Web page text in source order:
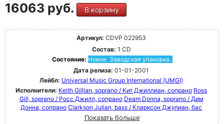
16063 руб. В корзину
Артикул: CDVP 022953
Состав: 1 CD
Состояние: Новое. Заводская упаковка.
Дата релиза: 01-01-2001
Лейбл: Universal Music Group International (UMGI)
Исполнители: Keith Gillian, soprano / Кит Джиллиан, сопрано Ross
Gill, soprano / Росс Джилл, сопрано Deam Donna, soprano / Дим
Донна, сопрано Clarkson Julian, bass / Кларксон Джулиан, бас
Показать больше